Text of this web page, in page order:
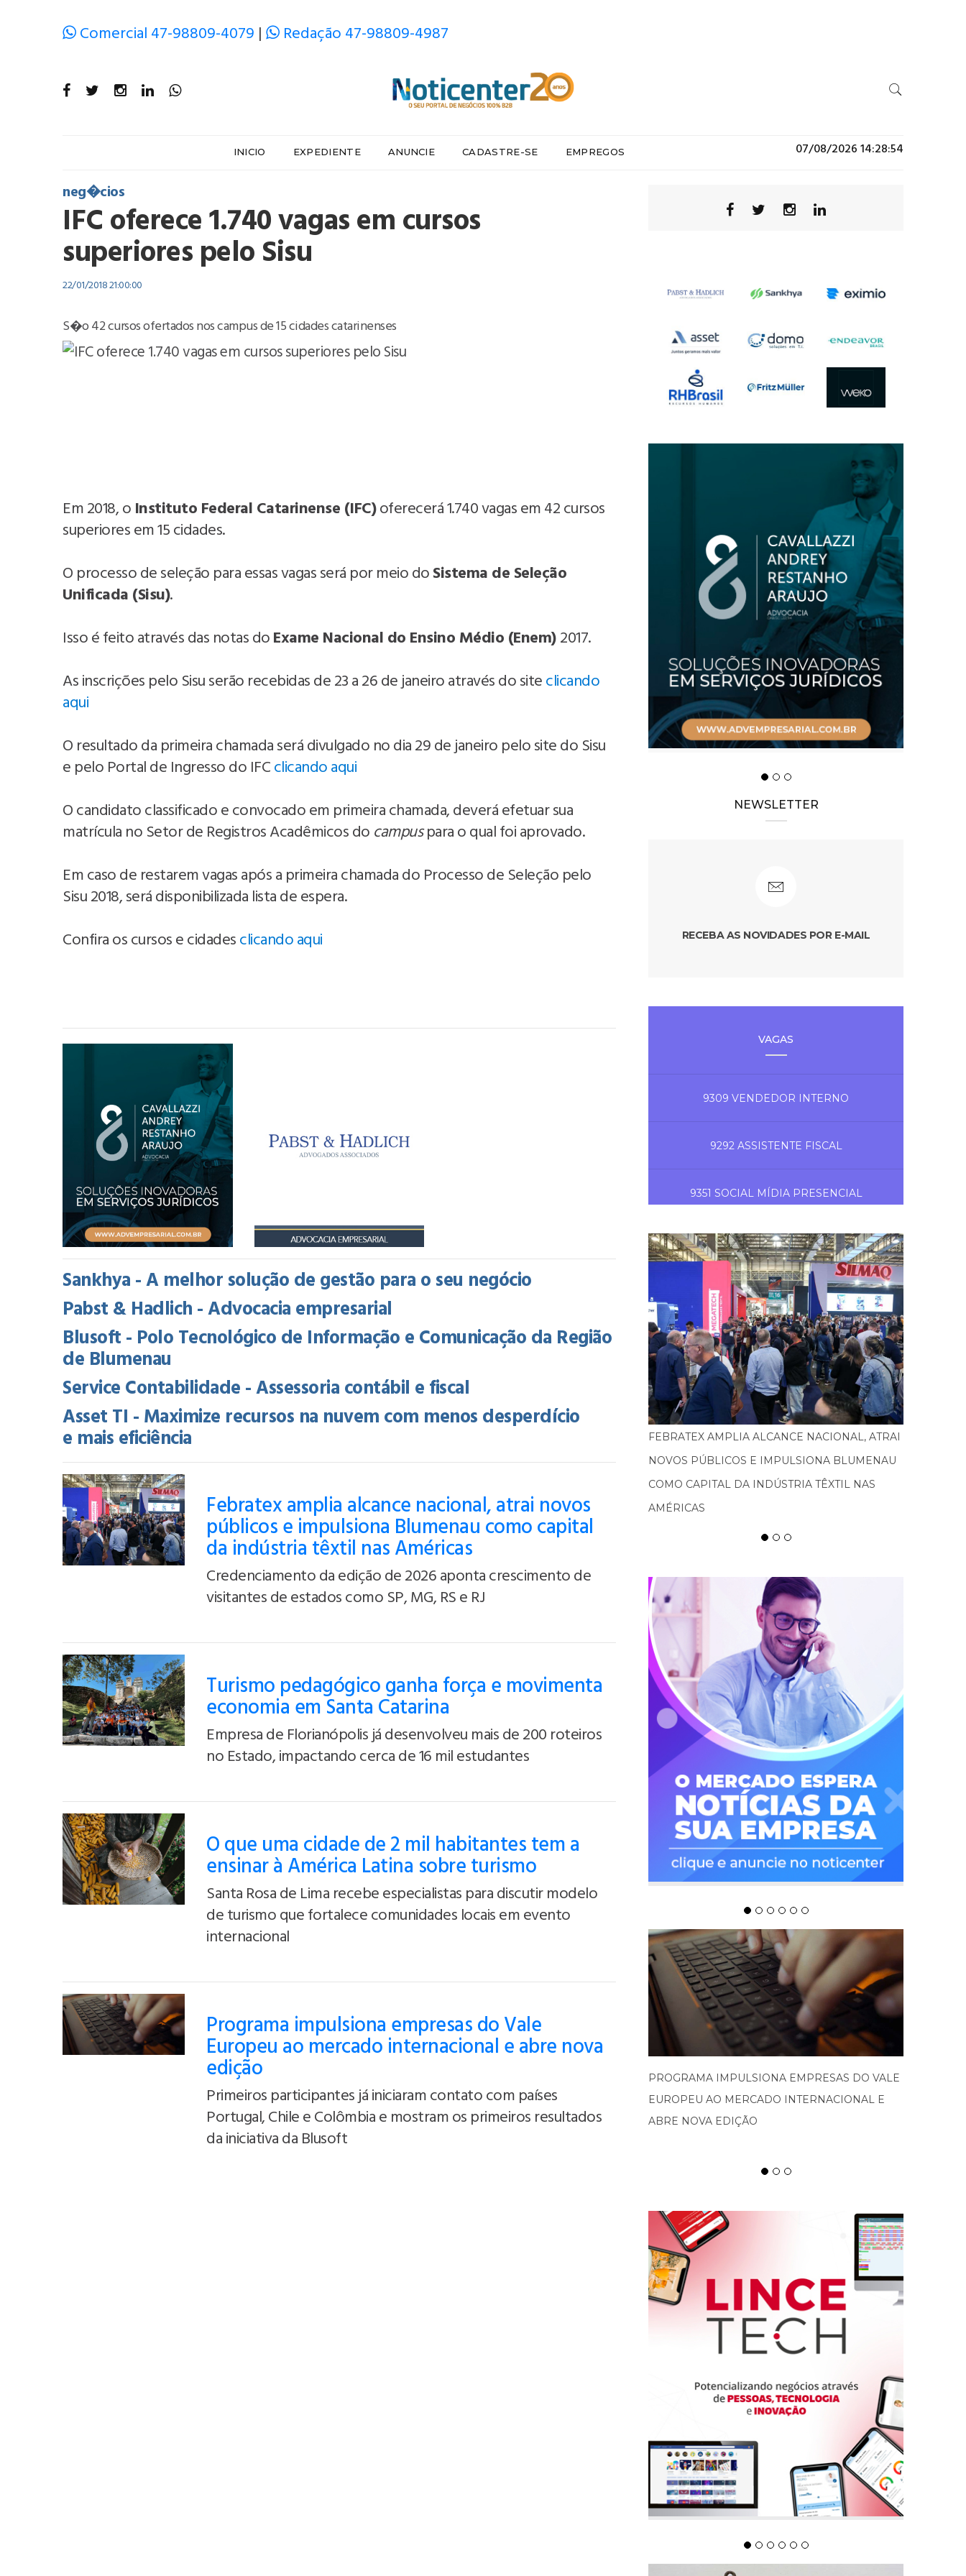
Comercial 47-98809-4079 | Redação 47-98809-4987
INICIO EXPEDIENTE ANUNCIE CADASTRE-SE EMPREGOS 07/08/2026 14:28:54
neg�cios
IFC oferece 1.740 vagas em cursos
superiores pelo Sisu
22/01/2018 21:00:00
S�o 42 cursos ofertados nos campus de 15 cidades catarinenses
Em 2018, o Instituto Federal Catarinense (IFC)oferecerá 1.740 vagas em 42 cursos
superiores em 15 cidades.
O processo de seleção para essas vagas será por meio doSistema de Seleção
Unificada (Sisu).
Isso é feito através das notas doExame Nacional do Ensino Médio (Enem)2017.
As inscrições pelo Sisu serão recebidas de 23 a 26 de janeiro através do siteclicando
aqui
O resultado da primeira chamada será divulgado no dia 29 de janeiro pelo site do Sisu
e pelo Portal de Ingresso do IFCclicando aqui
O candidato classificado e convocado em primeira chamada, deverá efetuar sua
matrícula no Setor de Registros Acadêmicos do campuspara o qual foi aprovado.
Em caso de restarem vagas após a primeira chamada do Processo de Seleção pelo
Sisu 2018, será disponibilizada lista de espera.
Confira os cursos e cidadesclicando aqui
Sankhya - A melhor solução de gestão para o seu negócio
Pabst & Hadlich - Advocacia empresarial
Blusoft - Polo Tecnológico de Informação e Comunicação da Região
de Blumenau
Service Contabilidade - Assessoria contábil e fiscal
Asset TI - Maximize recursos na nuvem com menos desperdício
e mais eficiência
Febratex amplia alcance nacional, atrai novos
públicos e impulsiona Blumenau como capital
da indústria têxtil nas Américas
Credenciamento da edição de 2026 aponta crescimento de
visitantes de estados como SP, MG, RS e RJ
Turismo pedagógico ganha força e movimenta
economia em Santa Catarina
Empresa de Florianópolis já desenvolveu mais de 200 roteiros
no Estado, impactando cerca de 16 mil estudantes
O que uma cidade de 2 mil habitantes tem a
ensinar à América Latina sobre turismo
Santa Rosa de Lima recebe especialistas para discutir modelo
de turismo que fortalece comunidades locais em evento
internacional
Programa impulsiona empresas do Vale
Europeu ao mercado internacional e abre nova
edição
Primeiros participantes já iniciaram contato com países
Portugal, Chile e Colômbia e mostram os primeiros resultados
da iniciativa da Blusoft
NEWSLETTER
RECEBA AS NOVIDADES POR E-MAIL
VAGAS
9309 VENDEDOR INTERNO
9292 ASSISTENTE FISCAL
9351 SOCIAL MÍDIA PRESENCIAL
TURISMO PEDAGÓGICO GANHA FORÇA E
MOVIMENTA ECONOMIA EM SANTA CATARINA
SPATEN TISCH CHEGA À OKTOBERFEST DE
BLUMENAU PARA CELEBRAR O RITUAL DA
CERVEJA E DOS ENCONTROS